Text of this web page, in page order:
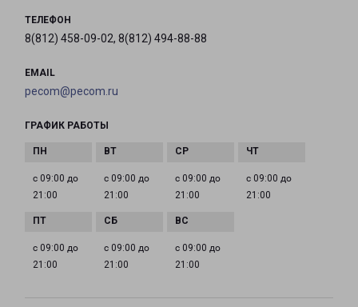
ТЕЛЕФОН
8(812) 458-09-02, 8(812) 494-88-88
EMAIL
pecom@pecom.ru
ГРАФИК РАБОТЫ
с 09:00 до
21:00
с 09:00 до
21:00
с 09:00 до
21:00
с 09:00 до
21:00
с 09:00 до
21:00
с 09:00 до
21:00
с 09:00 до
21:00